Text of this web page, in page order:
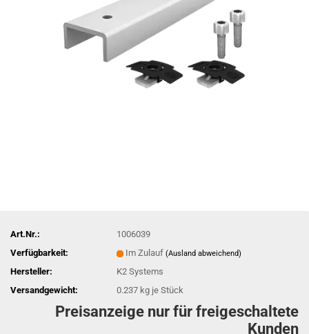
Art.Nr.:
1006039
Verfügbarkeit:
Im Zulauf (Ausland abweichend)
Hersteller:
K2 Systems
Versandgewicht:
0.237 kg je Stück
Preisanzeige nur für freigeschaltete
Kunden